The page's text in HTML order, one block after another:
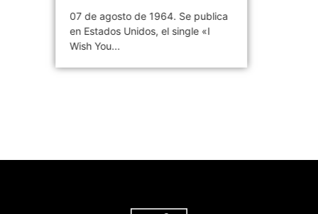
07 de agosto de 1964. Se publica
en Estados Unidos, el single «I
Wish You...